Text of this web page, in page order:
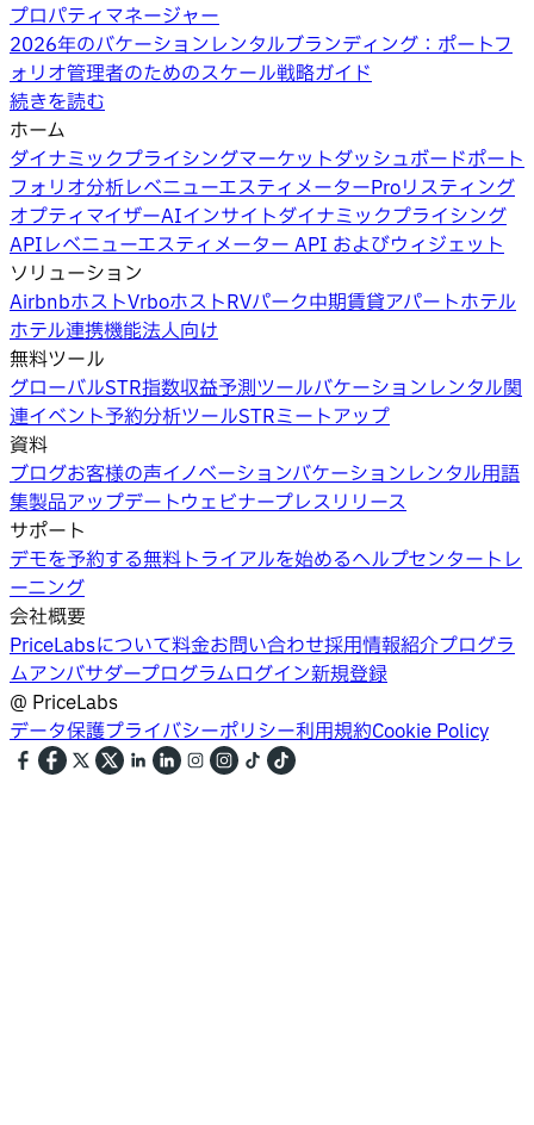
プロパティマネージャー
2026年のバケーションレンタルブランディング：ポートフ
ォリオ管理者のためのスケール戦略ガイド
続きを読む
ホーム
ダイナミックプライシングマーケットダッシュボードポート
フォリオ分析レベニューエスティメーターProリスティング
オプティマイザーAIインサイトダイナミックプライシング
APIレベニューエスティメーター API およびウィジェット
ソリューション
AirbnbホストVrboホストRVパーク中期賃貸アパートホテル
ホテル連携機能法人向け
無料ツール
グローバルSTR指数収益予測ツールバケーションレンタル関
連イベント予約分析ツールSTRミートアップ
資料
ブログお客様の声イノベーションバケーションレンタル用語
集製品アップデートウェビナープレスリリース
サポート
デモを予約する無料トライアルを始めるヘルプセンター トレ
ーニング
会社概要
PriceLabsについて料金お問い合わせ採用情報紹介プログラ
ムアンバサダープログラムログイン新規登録
@ PriceLabs
データ保護プライバシーポリシー利用規約Cookie Policy